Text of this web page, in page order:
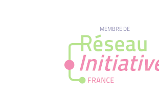
MEMBRE DE